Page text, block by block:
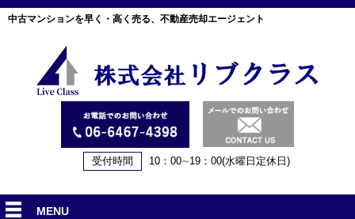
中古マンションを早く・高く売る、不動産売却エージェント
受付時間 10：00∼19：00(水曜日定休日)
MENU